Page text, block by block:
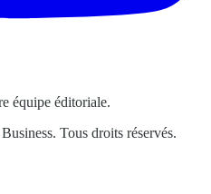
équipe éditoriale.
Tous droits réservés.